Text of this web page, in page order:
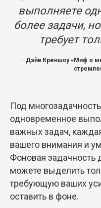
выполняете
более задачи,
требует
— Дэйв Креншоу «Миф о
Под
одновременное
важных задач,
вашего внимания и
Фоновая задачность
можете выделить
требующую ваших
оставить в фоне.